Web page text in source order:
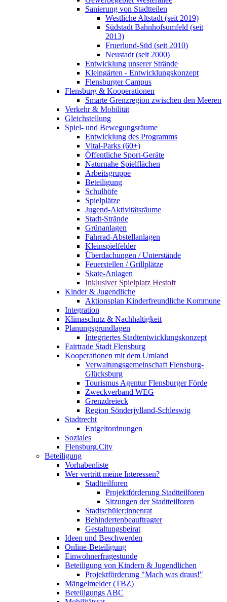
Sanierung von Stadtteilen
Westliche Altstadt (seit 2019)
Südstadt Bahnhofsumfeld (seit
2013)
Fruerlund-Süd (seit 2010)
Neustadt (seit 2000)
Entwicklung unserer Strände
Kleingärten - Entwicklungskonzept
Flensburger Campus
Flensburg & Kooperationen
Smarte Grenzregion zwischen den Meeren
Verkehr & Mobilität
Gleichstellung
Spiel- und Bewegungsräume
Entwicklung des Programms
Vital-Parks (60+)
Öffentliche Sport-Geräte
Naturnahe Spielflächen
Arbeitsgruppe
Beteiligung
Schulhöfe
Spielplätze
Jugend-Aktivitätsräume
Stadt-Strände
Grünanlagen
Fahrrad-Abstellanlagen
Kleinspielfelder
Überdachungen / Unterstände
Feuerstellen / Grillplätze
Skate-Anlagen
Inklusiver Spielplatz Hestoft
Kinder & Jugendliche
Aktionsplan Kinderfreundliche Kommune
Integration
Klimaschutz & Nachhaltigkeit
Planungsgrundlagen
Integriertes Stadtentwicklungskonzept
Fairtrade Stadt Flensburg
Kooperationen mit dem Umland
Verwaltungsgemeinschaft Flensburg-
Glücksburg
Tourismus Agentur Flensburger Förde
Zweckverband WEG
Grenzdreieck
Region Sönderjylland-Schleswig
Stadtrecht
Entgeltordnungen
Soziales
Flensburg.City
Beteiligung
Vorhabenliste
Wer vertritt meine Interessen?
Stadtteilforen
Projektförderung Stadtteilforen
Sitzungen der Stadtteilforen
Stadtschüler:innenrat
Behindertenbeauftragter
Gestaltungsbeirat
Ideen und Beschwerden
Online-Beteiligung
Einwohnerfragestunde
Beteiligung von Kindern & Jugendlichen
Projektförderung "Mach was draus!"
Mängelmelder (TBZ)
Beteiligungs ABC